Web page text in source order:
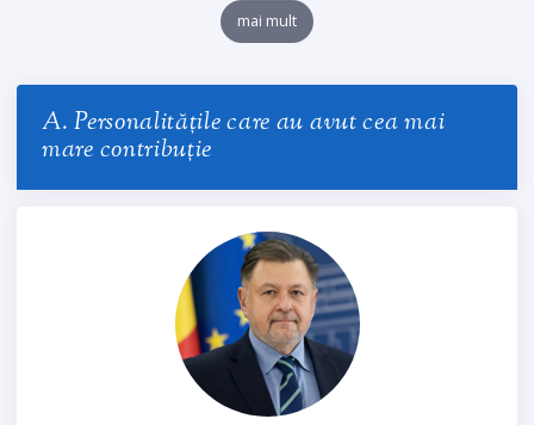
mai mult
A. Personalitățile care au avut cea mai
mare contribuție